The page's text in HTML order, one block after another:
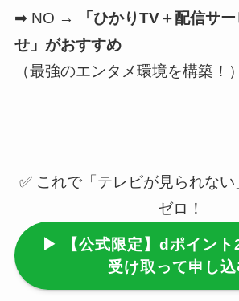
➡ NO →
「ひかりTV＋配信サ
せ」がおすすめ
（最強のエンタメ環境を構築！）
✅ これで「テレビが見られな
ゼロ！
▶ 【公式限定】dポイン
受け取って申し込